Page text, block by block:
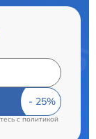
cполитикой